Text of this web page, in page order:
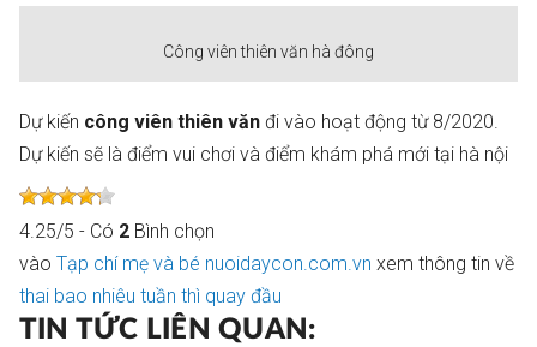
Công viên thiên văn hà đông
Dự kiến công viên thiên văn đi vào hoạt động từ 8/2020.
Dự kiến sẽ là điểm vui chơi và điểm khám phá mới tại hà nội
4.25/5 - Có 2 Bình chọn
vào Tạp chí mẹ và bé nuoidaycon.com.vn xem thông tin về
thai bao nhiêu tuần thì quay đầu
TIN TỨC LIÊN QUAN: